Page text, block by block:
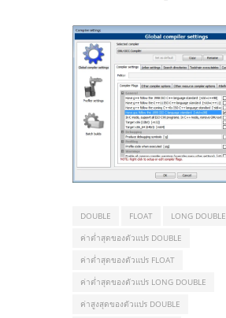
DOUBLE FLOAT
LONG DOUBLE
ค่าต่ำสุดของตัวแปร DOUBLE
ค่าต่ำสุดของตัวแปร FLOAT
ค่าต่ำสุดของตัวแปร LONG DOUBLE
ค่าสูงสุดของตัวแปร DOUBLE